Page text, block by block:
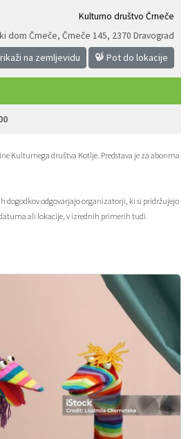
Kulturno društvo Črneče
dom Črneče, Črneče 145, 2370 Dravograd
na zemljevidu Pot do lokacije
Kulturnega društva Kotlje. Predstava je za abonma
dogodkov odgovarjajo organizatorji, ki si pridržujejo
ali lokacije, v izrednih primerih tudi
značaja
Svet za preventivo in vzgojo v cestnem prometu
Sosvet Občine Dravograd in Policijske postaje Dravograd
Strategije Občine Dravograd - Lokalni program za kulturo Občine Dravograd za obdobje 2024–2028
2023 – 2028